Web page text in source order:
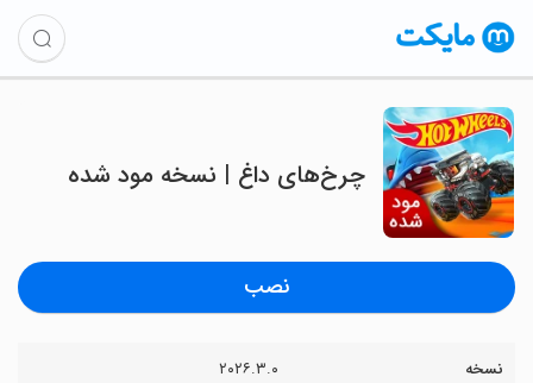
چرخ‌های داغ | نسخه مود شده
نصب
نسخه ۲۰۲۶.۳.۰